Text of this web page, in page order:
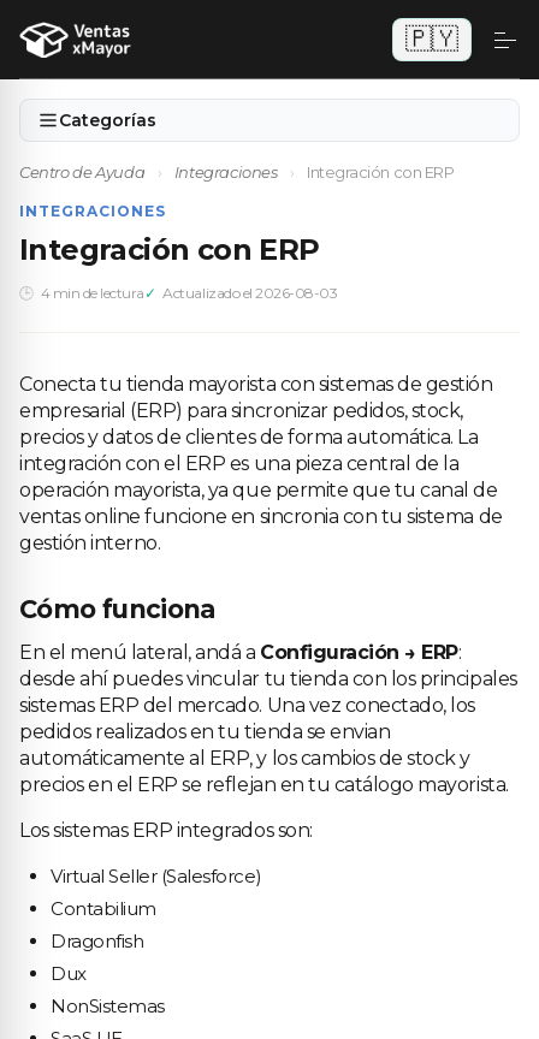
🇵🇾
Categorías
Centro de Ayuda › Integraciones › Integración con ERP
INTEGRACIONES
Integración con ERP
4 min de lectura Actualizado el 2026-08-03
Conecta tu tienda mayorista con sistemas de gestión
empresarial (ERP) para sincronizar pedidos, stock,
precios y datos de clientes de forma automática. La
integración con el ERP es una pieza central de la
operación mayorista, ya que permite que tu canal de
ventas online funcione en sincronia con tu sistema de
gestión interno.
Cómo funciona
En el menú lateral, andá a Configuración → ERP:
desde ahí puedes vincular tu tienda con los principales
sistemas ERP del mercado. Una vez conectado, los
pedidos realizados en tu tienda se envian
automáticamente al ERP, y los cambios de stock y
precios en el ERP se reflejan en tu catálogo mayorista.
Los sistemas ERP integrados son:
Virtual Seller (Salesforce)
Contabilium
Dragonfish
Dux
NonSistemas